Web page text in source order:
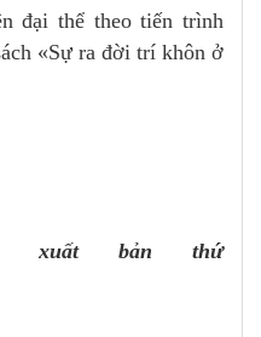
đại thể theo tiến trình
«Sự ra đời trí khôn ở
xuất bản thứ